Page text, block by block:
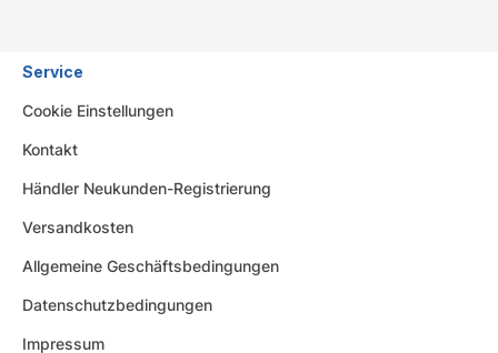
Service
Cookie Einstellungen
Kontakt
Händler Neukunden-Registrierung
Versandkosten
Allgemeine Geschäftsbedingungen
Datenschutzbedingungen
Impressum